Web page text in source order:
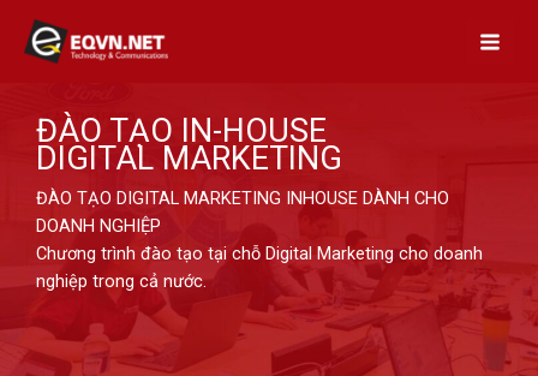
content
ĐÀO TẠO IN-HOUSE
DIGITAL MARKETING
ĐÀO TẠO DIGITAL MARKETING INHOUSE DÀNH CHO
DOANH NGHIỆP
Chương trình đào tạo tại chỗ Digital Marketing cho doanh
nghiệp trong cả nước.